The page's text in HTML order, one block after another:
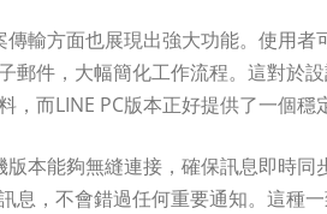
傳輸方面也展現出強大功能。使用
郵件，大幅簡化工作流程。這對於
而LINE PC版本正好提供了一個穩
本能夠無縫連接，確保訊息即時
息，不會錯過任何重要通知。這種